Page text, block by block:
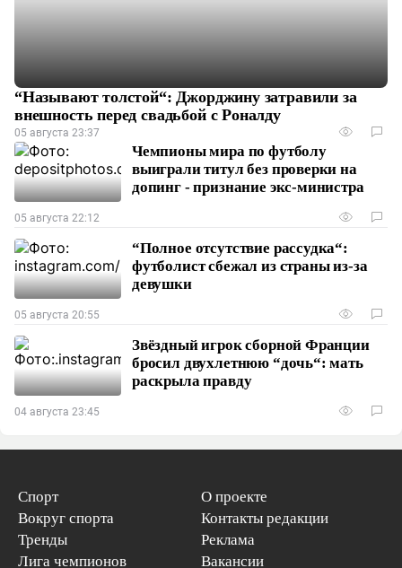
“Называют толстой“: Джорджину затравили за
внешность перед свадьбой с Роналду
05 августа 23:37
Чемпионы мира по футболу
выиграли титул без проверки на
допинг - признание экс-министра
05 августа 22:12
“Полное отсутствие рассудка“:
футболист сбежал из страны из-за
девушки
05 августа 20:55
Звёздный игрок сборной Франции
бросил двухлетнюю “дочь“: мать
раскрыла правду
04 августа 23:45
Спорт
Вокруг спорта
Тренды
Лига чемпионов
О проекте
Контакты редакции
Реклама
Вакансии